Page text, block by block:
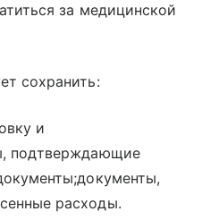
за медицинской
сохранить:
и
подтверждающие
расходы.